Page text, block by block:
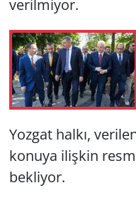
verilmiyor.
Yozgat halkı,
konuya ilişkin resmi
bekliyor.